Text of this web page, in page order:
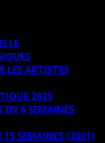
LES ARTISTES
2025
EN 6 SEMAINES
15 SEMAINES (2021)